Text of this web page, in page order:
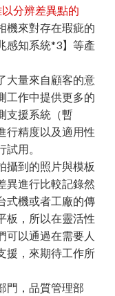
分辨差異點的
機來對存在瑕疵的
感知系統*3】等產
大量來自顧客的意
工作中提供更多的
支援系統（暫
行精度以及適用性
用。
攝到的照片與模板
異進行比較記錄然
式機或者工廠的傳
板，所以在靈活性
可以通過在需要人
援，來期待工作所
門，品質管理部